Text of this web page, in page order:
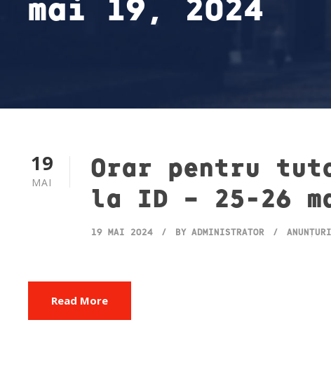
19
MAI
Orar pentru
la ID – 25-26
19 MAI 2024 BY ADMINISTRATOR
Read More